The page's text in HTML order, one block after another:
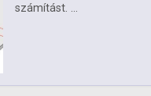
számítást. ...